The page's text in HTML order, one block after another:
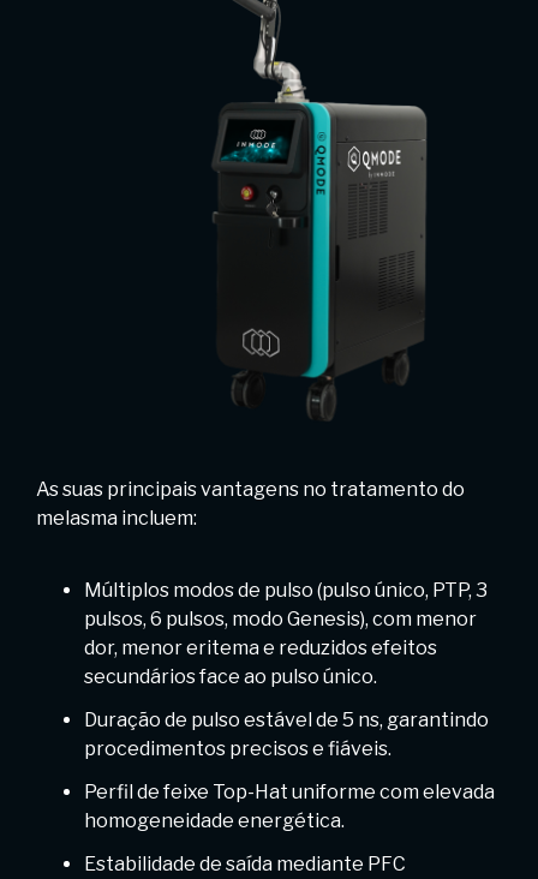
As suas principais vantagens no tratamento do
melasma incluem:
Múltiplos modos de pulso (pulso único, PTP, 3
pulsos, 6 pulsos, modo Genesis), com menor
dor, menor eritema e reduzidos efeitos
secundários face ao pulso único.
Duração de pulso estável de 5 ns, garantindo
procedimentos precisos e fiáveis.
Perfil de feixe Top-Hat uniforme com elevada
homogeneidade energética.
Estabilidade de saída mediante PFC